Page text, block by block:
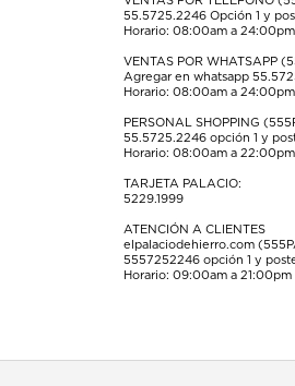
de
de
de
de
envío.
55.5725.2246 Opción 1 y
Horario: 08:00am a 24:00pm
VENTAS POR WHATSAPP
Agregar en whatsapp
Horario: 08:00am a 24:00pm
PERSONAL SHOPPING
55.5725.2246 opción 1 y
Horario: 08:00am a 22:00pm
TARJETA PALACIO:
5229.1999
ATENCIÓN A CLIENTES
elpalaciodehierro.com
5557252246 opción 1 y
Horario: 09:00am a 21:00pm